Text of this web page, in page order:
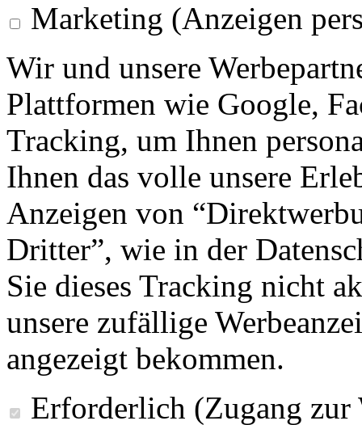
Marketing (Anzeigen
Wir und unsere
Plattformen wie Google,
Tracking, um Ihnen
Ihnen das volle unsere
Anzeigen von
Dritter”, wie in der
Sie dieses Tracking nicht
unsere zufällige
angezeigt bekommen.
Erforderlich (Zugang zur